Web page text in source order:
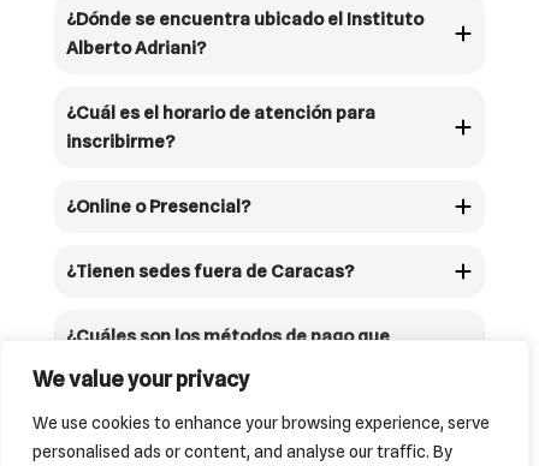
We value your privacy
We use cookies to enhance your browsing experience, serve
personalised ads or content, and analyse our traffic. By
¿Dónde se encuentra ubicado el Instituto
Alberto Adriani?
¿Cuál es el horario de atención para
inscribirme?
¿Online o Presencial?
¿Tienen sedes fuera de Caracas?
¿Cuáles son los métodos de pago que
tienen disponibles?